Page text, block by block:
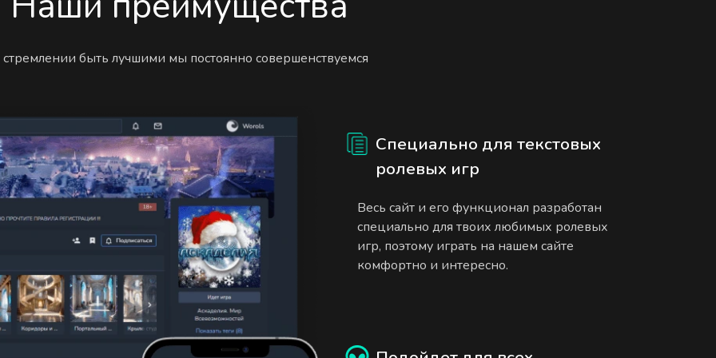
быть лучшими мы постоянно совершенствуемся
Специально для текстовых
ролевых игр
Весь сайт и его функционал разработан
специально для твоих любимых ролевых
игр, поэтому играть на нашем сайте
комфортно и интересно.